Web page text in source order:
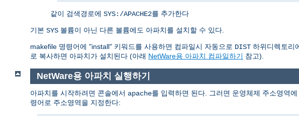
같이 검색경로에 SYS:/APACHE2를 추가한다
기본 SYS 볼륨이 아닌 다른 볼륨에도 아파치를 설치할 수 있다.
makefile 명령어에 "install" 키워드를 사용하면 컴파일시 자동으로 DIST 하위디렉토리
로 복사하면 아파치가 설치된다 (아래 NetWare용 아파치 컴파일하기 참고).
NetWare용 아파치 실행하기
아파치를 시작하려면 콘솔에서 apache를 입력하면 된다. 그러면 운영체제 주소영역
령어로 주소영역을 지정한다: